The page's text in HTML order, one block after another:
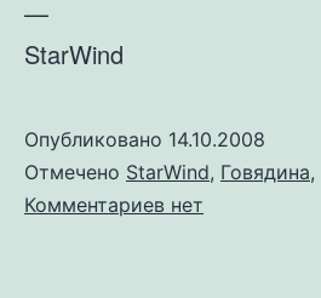
—
StarWind
Опубликовано 14.10.2008
Отмечено StarWind, Говядина,
Комментариев кнет